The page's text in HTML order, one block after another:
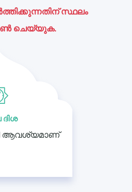
സ്ഥലം
ചെയ്യുക.
ആവശ്യമാണ്